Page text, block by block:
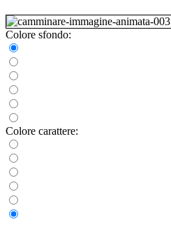
Colore sfondo:
Colore carattere: